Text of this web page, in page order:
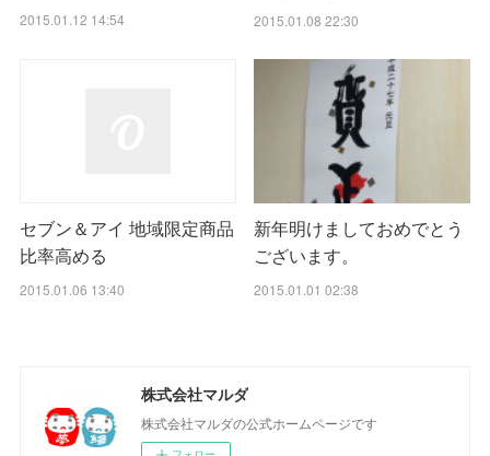
2015.01.12 14:54 2015.01.08 22:30
セブン＆アイ 地域限定商品
比率高める
2015.01.06 13:40
新年明けましておめでとう
ございます。
2015.01.01 02:38
株式会社マルダ
株式会社マルダの公式ホームページです